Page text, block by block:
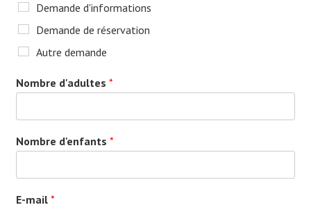
Demande d'informations
Demande de réservation
Autre demande
Nombre d'adultes*
Nombre d'enfants*
E-mail*